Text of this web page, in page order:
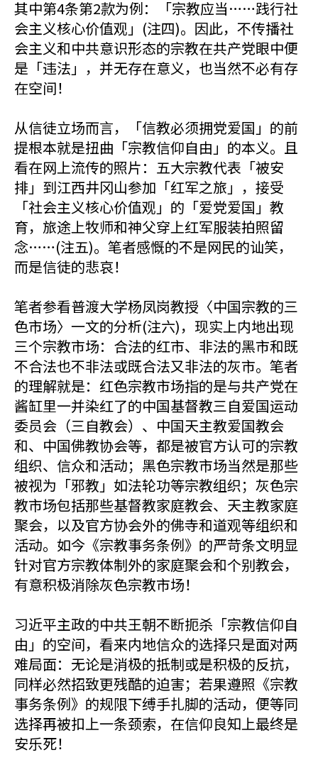
其中第4条第2款为例：「宗教应当……践行社
会主义核心价值观」(注四)。因此，不传播社
会主义和中共意识形态的宗教在共产党眼中便
是「违法」，并无存在意义，也当然不必有存
在空间！
从信徒立场而言，「信教必须拥党爱国」的前
提根本就是扭曲「宗教信仰自由」的本义。且
看在网上流传的照片：五大宗教代表「被安
排」到江西井冈山参加「红军之旅」，接受
「社会主义核心价值观」的「爱党爱国」教
育，旅途上牧师和神父穿上红军服装拍照留
念……(注五)。笔者感慨的不是网民的讪笑，
而是信徒的悲哀！
笔者参看普渡大学杨凤岗教授〈中国宗教的三
色市场〉一文的分析(注六)，现实上内地出现
三个宗教市场：合法的红市、非法的黑市和既
不合法也不非法或既合法又非法的灰市。笔者
的理解就是：红色宗教市场指的是与共产党在
酱缸里一并染红了的中国基督教三自爱国运动
委员会（三自教会）、中国天主教爱国教会
和、中国佛教协会等，都是被官方认可的宗教
组织、信众和活动；黑色宗教市场当然是那些
被视为「邪教」如法轮功等宗教组织；灰色宗
教市场包括那些基督教家庭教会、天主教家庭
聚会，以及官方协会外的佛寺和道观等组织和
活动。如今《宗教事务条例》的严苛条文明显
针对官方宗教体制外的家庭聚会和个别教会，
有意积极消除灰色宗教市场！
习近平主政的中共王朝不断扼杀「宗教信仰自
由」的空间，看来内地信众的选择只是面对两
难局面：无论是消极的抵制或是积极的反抗，
同样必然招致更残酷的迫害；若果遵照《宗教
事务条例》的规限下缚手扎脚的活动，便等同
选择再被扣上一条颈索，在信仰良知上最终是
安乐死！